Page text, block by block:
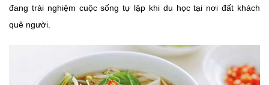
đang trải nghiệm cuộc sống tự lập khi du học tại nơi đất khách
quê người.